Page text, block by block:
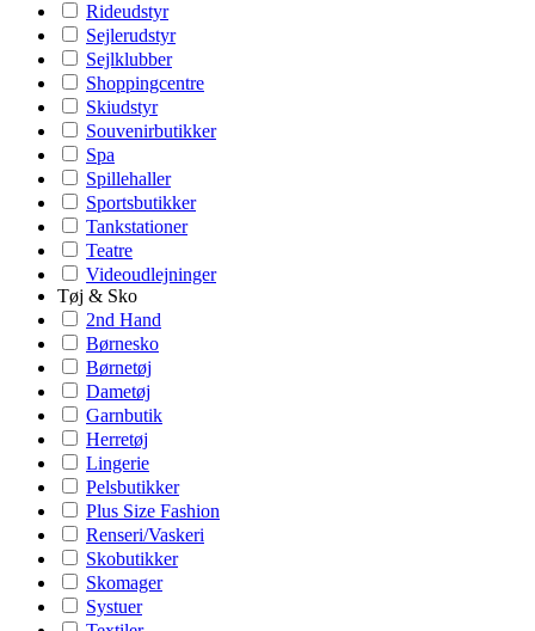
Rideudstyr
Sejlerudstyr
Sejlklubber
Shoppingcentre
Skiudstyr
Souvenirbutikker
Spa
Spillehaller
Sportsbutikker
Tankstationer
Teatre
Videoudlejninger
Tøj & Sko
2nd Hand
Børnesko
Børnetøj
Dametøj
Garnbutik
Herretøj
Lingerie
Pelsbutikker
Plus Size Fashion
Renseri/Vaskeri
Skobutikker
Skomager
Systuer